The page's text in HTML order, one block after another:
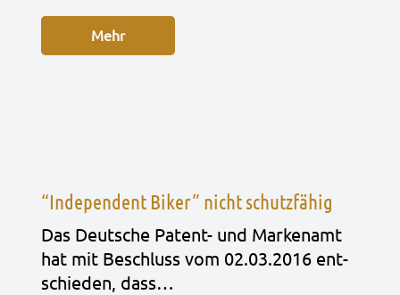
Mehr
“Independent Biker” nicht schutzfähig
Das Deut­sche Patent- und Mar­ken­amt
hat mit Beschluss vom 02.03.2016 ent­
schie­den, dass…